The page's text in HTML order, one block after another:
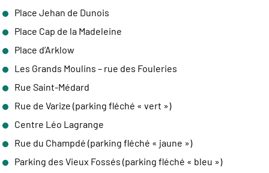
Place Jehan de Dunois
Place Cap de la Madeleine
Place d’Arklow
Les Grands Moulins – rue des Fouleries
Rue Saint-Médard
Rue de Varize (parking fléché « vert »)
Centre Léo Lagrange
Rue du Champdé (parking fléché « jaune »)
Parking des Vieux Fossés (parking fléché « bleu »)